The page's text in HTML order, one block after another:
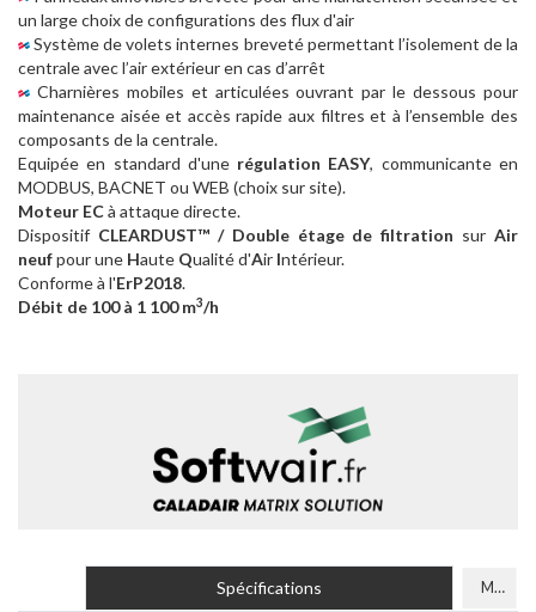
un large choix de configurations des flux d'air
Système de volets internes breveté permettant l’isolement de la
centrale avec l’air extérieur en cas d’arrêt
Charnières mobiles et articulées ouvrant par le dessous pour
maintenance aisée et accès rapide aux filtres et à l’ensemble des
composants de la centrale.
Equipée en standard d'une régulation EASY, communicante en
MODBUS, BACNET ou WEB (choix sur site).
Moteur ECà attaque directe.
Dispositif CLEARDUST™ / Double étage de filtration sur Air
neufpour une Haute Qualité d'Air Intérieur.
Conforme à l'ErP2018.
Débit de 100 à 1 100 m3/h
Spécifications Modèles